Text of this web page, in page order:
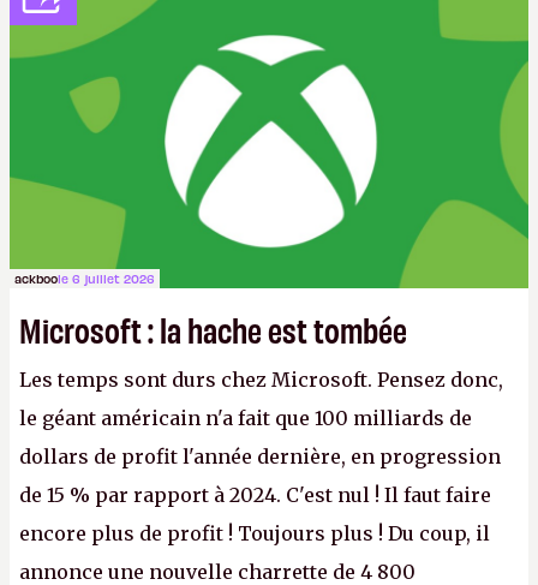
ackboole 6 juillet 2026
Microsoft : la hache est tombée
Les temps sont durs chez Microsoft. Pensez donc,
le géant américain n'a fait que 100 milliards de
dollars de profit l'année dernière, en progression
de 15 % par rapport à 2024. C'est nul ! Il faut faire
encore plus de profit ! Toujours plus ! Du coup, il
annonce une nouvelle charrette de 4 800